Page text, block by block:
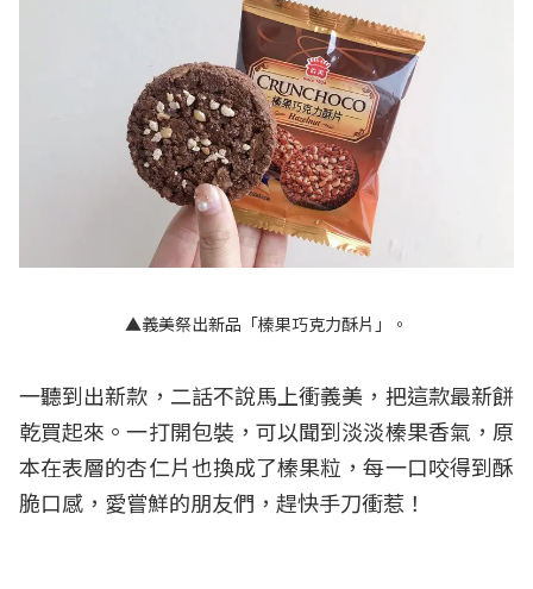
▲義美祭出新品「榛果巧克力酥片」。
一聽到出新款，二話不說馬上衝義美，把這款最新餅
乾買起來。一打開包裝，可以聞到淡淡榛果香氣，原
本在表層的杏仁片也換成了榛果粒，每一口咬得到酥
脆口感，愛嘗鮮的朋友們，趕快手刀衝惹！